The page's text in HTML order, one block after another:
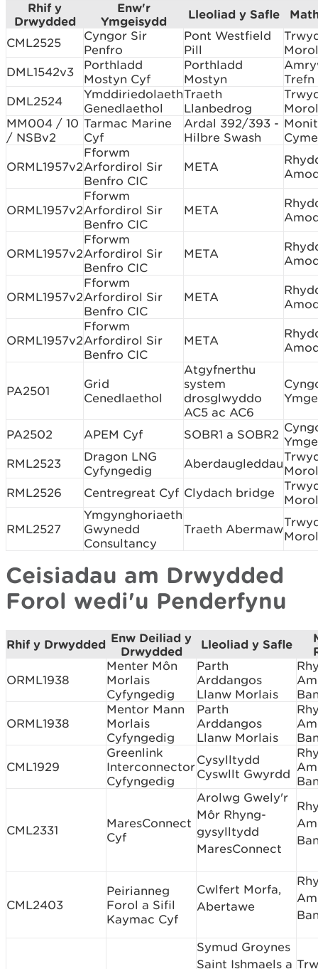
Rhif y
Drwydded
Enw'r
Ymgeisydd
Lleoliad y Safle
CML2525
Cyngor Sir
Penfro
Pont Westfield
Pill
DML1542v3
Porthladd
Mostyn Cyf
Porthladd
Mostyn
Trefn
DML2524
Ymddiriedolaeth
Genedlaethol
Traeth
Llanbedrog
MM004 / 10
/ NSBv2
Tarmac Marine
Cyf
Ardal 392/393 -
Hilbre Swash
ORML1957v2
Fforwm
Arfordirol Sir
Benfro CIC
META
ORML1957v2
Fforwm
Arfordirol Sir
Benfro CIC
META
ORML1957v2
Fforwm
Arfordirol Sir
Benfro CIC
META
ORML1957v2
Fforwm
Arfordirol Sir
Benfro CIC
META
ORML1957v2
Fforwm
Arfordirol Sir
Benfro CIC
META
PA2501
Grid
Cenedlaethol
Atgyfnerthu
system
drosglwyddo
AC5 ac AC6
PA2502 APEM Cyf SOBR1 a SOBR2
RML2523
Dragon LNG
Cyfyngedig
Aberdaugleddau
RML2526
Centregreat Cyf Clydach bridge
RML2527
Ymgynghoriaeth
Gwynedd
Consultancy
Traeth Abermaw
Ceisiadau am Drwydded
Forol wedi'u Penderfynu
Rhif y Drwydded Enw Deiliad y
Drwydded
Lleoliad y Safle
ORML1938
Menter Môn
Morlais
Cyfyngedig
Parth
Arddangos
Llanw Morlais
ORML1938
Mentor Mann
Morlais
Cyfyngedig
Parth
Arddangos
Llanw Morlais
CML1929
Greenlink
Interconnector
Cyfyngedig
Cysylltydd
Cyswllt Gwyrdd
CML2331
MaresConnect
Cyf
Arolwg Gwely'r
Môr Rhyng-
gysylltydd
MaresConnect
CML2403
Peirianneg
Forol a Sifil
Kaymac Cyf
Cwlfert Morfa,
Abertawe
Symud Groynes
Saint Ishmaels a